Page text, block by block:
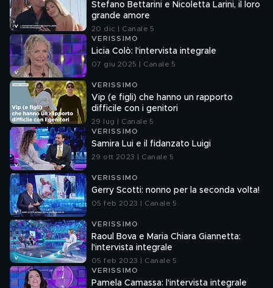
Stefano Bettarini e Nicoletta Larini, il loro
grande amore
20 dic | Canale 5
VERISSIMO
Licia Colò: l'intervista integrale
07 giu 2025 | Canale 5
VERISSIMO
Vip (e figli) che hanno un rapporto
difficile con i genitori
29 lug | Canale 5
VERISSIMO
Samira Lui e il fidanzato Luigi
29 ott 2023 | Canale 5
VERISSIMO
Gerry Scotti: nonno per la seconda volta!
05 feb 2023 | Canale 5
VERISSIMO
Raoul Bova e Maria Chiara Giannetta:
l'intervista integrale
05 feb 2023 | Canale 5
VERISSIMO
Pamela Camassa: l'intervista integrale